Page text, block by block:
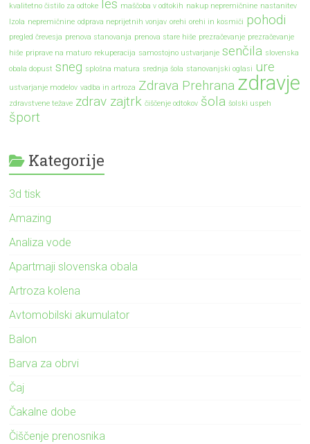
kvalitetno čistilo za odtoke les maščoba v odtokih nakup nepremičnine nastanitev
Izola nepremičnine odprava neprijetnih vonjav orehi orehi in kosmiči pohodi
pregled črevesja prenova stanovanja prenova stare hiše prezračevanje prezračevanje
hiše priprave na maturo rekuperacija samostojno ustvarjanje senčila slovenska
obala dopust sneg splošna matura srednja šola stanovanjski oglasi ure
ustvarjanje modelov vadba in artroza Zdrava Prehrana zdravje
zdravstvene težave zdrav zajtrk čiščenje odtokov šola šolski uspeh
šport
Kategorije
3d tisk
Amazing
Analiza vode
Apartmaji slovenska obala
Artroza kolena
Avtomobilski akumulator
Balon
Barva za obrvi
Čaj
Čakalne dobe
Čiščenje prenosnika